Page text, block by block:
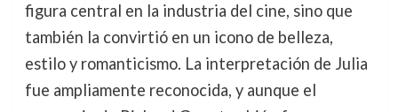
figura central en la industria del cine, sino que
también la convirtió en un icono de belleza,
estilo y romanticismo. La interpretación de Julia
fue ampliamente reconocida, y aunque el